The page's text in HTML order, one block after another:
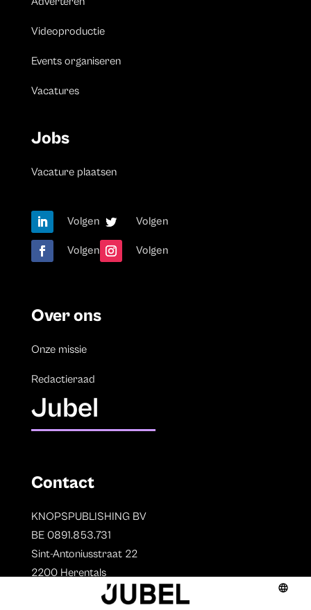
Videoproductie
Events organiseren
Vacatures
Jobs
Vacature plaatsen
Volgen Volgen
Volgen Volgen
Over ons
Onze missie
Redactieraad
Jubel
Contact
KNOPSPUBLISHING BV
BE 0891.853.731
Sint-Antoniusstraat 22
2200 Herentals